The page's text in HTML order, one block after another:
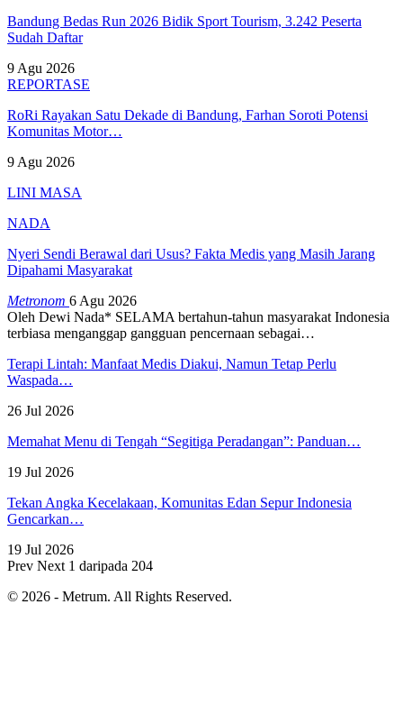
Bandung Bedas Run 2026 Bidik Sport Tourism, 3.242 Peserta
Sudah Daftar
9 Agu 2026
REPORTASE
RoRi Rayakan Satu Dekade di Bandung, Farhan Soroti Potensi
Komunitas Motor…
9 Agu 2026
LINI MASA
NADA
Nyeri Sendi Berawal dari Usus? Fakta Medis yang Masih Jarang
Dipahami Masyarakat
Metronom 6 Agu 2026
Oleh Dewi Nada* SELAMA bertahun-tahun masyarakat Indonesia
terbiasa menganggap gangguan pencernaan sebagai…
Terapi Lintah: Manfaat Medis Diakui, Namun Tetap Perlu
Waspada…
26 Jul 2026
Memahat Menu di Tengah “Segitiga Peradangan”: Panduan…
19 Jul 2026
Tekan Angka Kecelakaan, Komunitas Edan Sepur Indonesia
Gencarkan…
19 Jul 2026
Prev Next 1 daripada 204
© 2026 - Metrum. All Rights Reserved.